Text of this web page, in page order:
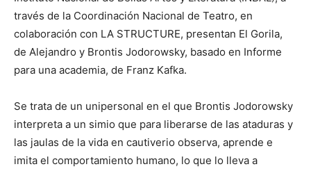
través de la Coordinación Nacional de Teatro, en
colaboración con LA STRUCTURE, presentan El Gorila,
de Alejandro y Brontis Jodorowsky, basado en Informe
para una academia, de Franz Kafka.
Se trata de un unipersonal en el que Brontis Jodorowsky
interpreta a un simio que para liberarse de las ataduras y
las jaulas de la vida en cautiverio observa, aprende e
imita el comportamiento humano, lo que lo lleva a